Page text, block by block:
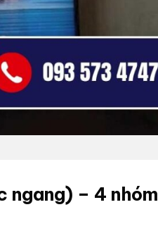
ngang) – 4 nhóm